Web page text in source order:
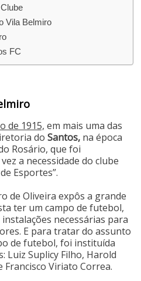
Vila Belmiro
FC
de 1915, em mais uma das
doSantos, na época
Rosário, que foi
a necessidade do clube
Esportes”.
de Oliveira expôs a grande
ter um campo de futebol,
necessárias para
E para tratar do assunto
de futebol, foi instituída
Luiz Suplicy Filho, Harold
Francisco Viriato Correa.